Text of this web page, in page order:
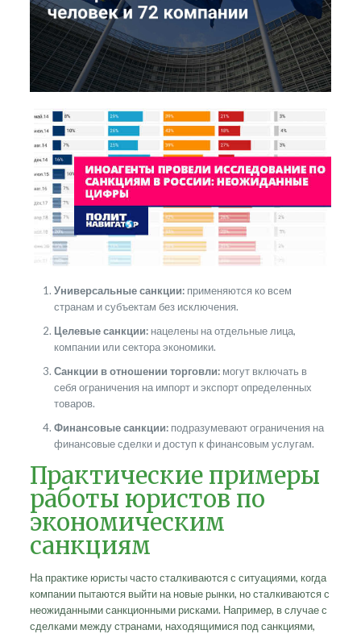
Универсальные санкции: применяются ко всем
странам и субъектам без исключения.
Целевые санкции: нацелены на отдельные лица,
компании или сектора экономики.
Санкции в отношении торговли: могут включать в
себя ограничения на импорт и экспорт определенных
товаров.
Финансовые санкции: подразумевают ограничения на
финансовые сделки и доступ к финансовым услугам.
Практические примеры
работы юристов по
экономическим
санкциям
На практике юристы часто сталкиваются с ситуациями, когда
компании пытаются выйти на новые рынки, но сталкиваются с
неожиданными санкционными рисками. Например, в случае с
сделками между странами, находящимися под санкциями,